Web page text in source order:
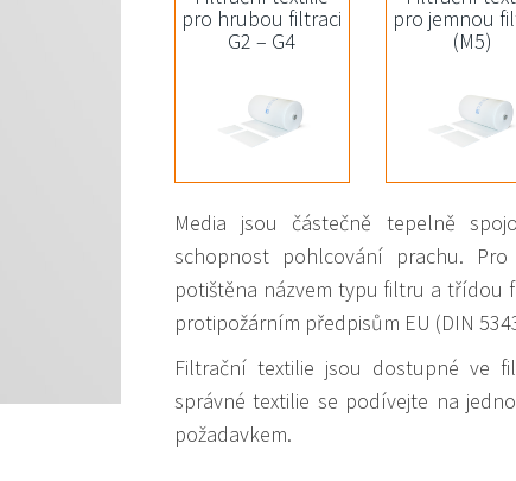
pro hrubou filtraci
G2 – G4
pro jemnou
(M5)
Media jsou částečně tepelně
schopnost pohlcování prachu.
potištěna názvem typu filtru a třídou
protipožárním předpisům EU (DIN
Filtrační textilie jsou dostupné ve
správné textilie se podívejte na
požadavkem.